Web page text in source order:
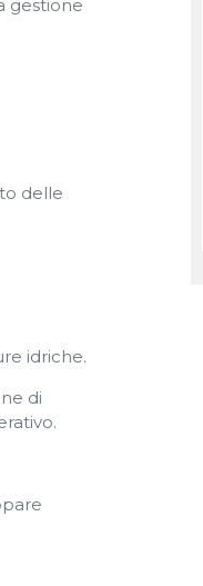
gestione
delle
idriche.
di